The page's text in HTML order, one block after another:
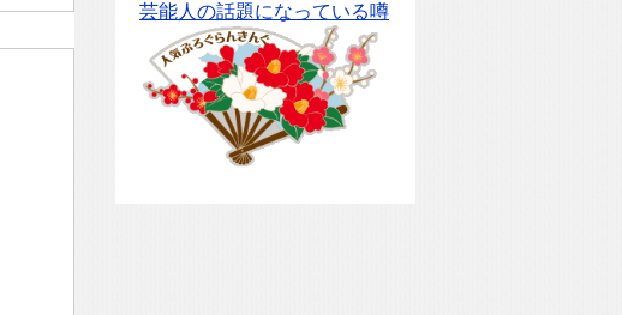
芸能人の話題になっている噂